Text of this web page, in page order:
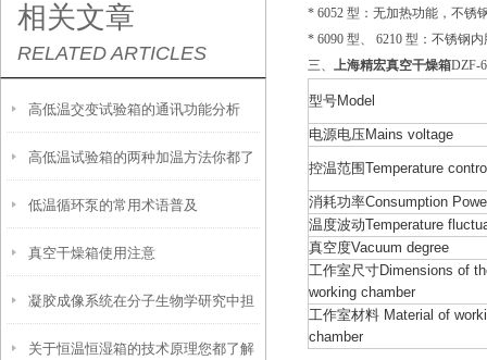
相关文章
RELATED ARTICLES
高低温交变试验箱的通讯功能分析
高低温试验箱的两种加温方法你都了
解吗？
低温循环泵的常用术语普及
真空干燥箱使用注意
凝胶成像系统在分子生物学研究中担
当着重要角色
关于恒温恒湿箱的技术原理您都了解
* 6052 型：无加热功能，不锈
* 6090 型、 6210 型：不锈钢
三、 上海精宏真空干燥箱DZF-
型号Model
电源电压Mains voltage
控温范围Temperature
消耗功率Consumption
温度波动Temperature
真空度Vacuum degree
工作室尺寸Dimensions of
working chamber
工作室材料 Material of
chamber